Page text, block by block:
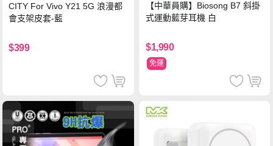
CITY For Vivo Y21 5G 浪漫都
會支架皮套-藍
$399
【中華員購】Biosong B7 斜掛
式運動藍芽耳機 白
$1,990
免運